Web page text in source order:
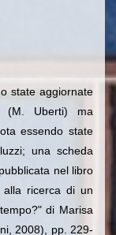
state aggiornate
Uberti) ma
essendo state
una scheda
nel libro
ricerca di un
di Marisa
2008), pp. 229-